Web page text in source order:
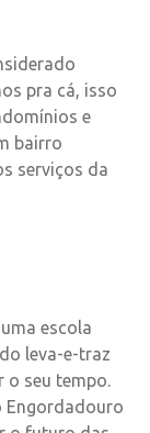
pra cá, isso
e
bairro
serviços da
escola
leva-e-traz
o seu tempo.
Engordadouro